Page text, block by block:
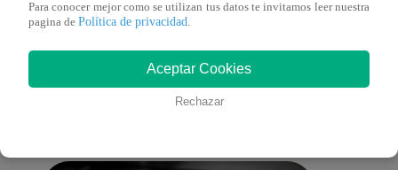
También te puede
interesar
Para conocer mejor como se utilizan tus datos te invitamos leer nuestra
pagina de Política de privacidad.
Aceptar Cookies
Rechazar